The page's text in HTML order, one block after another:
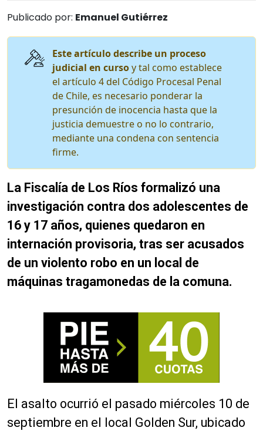
Publicado por: Emanuel Gutiérrez
Este artículo describe un proceso
judicial en cursoy tal como establece
el artículo 4 del Código Procesal Penal
de Chile, es necesario ponderar la
presunción de inocencia hasta que la
justicia demuestre o no lo contrario,
mediante una condena con sentencia
firme.
La Fiscalía de Los Ríos formalizó una
investigación contra dos adolescentes de
16 y 17 años, quienes quedaron en
internación provisoria, tras ser acusados
de un violento robo en un local de
máquinas tragamonedas de la comuna.
El asalto ocurrió el pasado miércoles 10 de
septiembre en el local Golden Sur, ubicado